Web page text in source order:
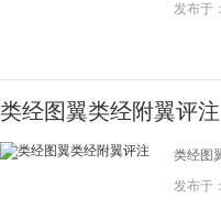
发布于
类经图翼类经附翼评注
类经图
发布于